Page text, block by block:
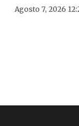
Agosto 7, 2026